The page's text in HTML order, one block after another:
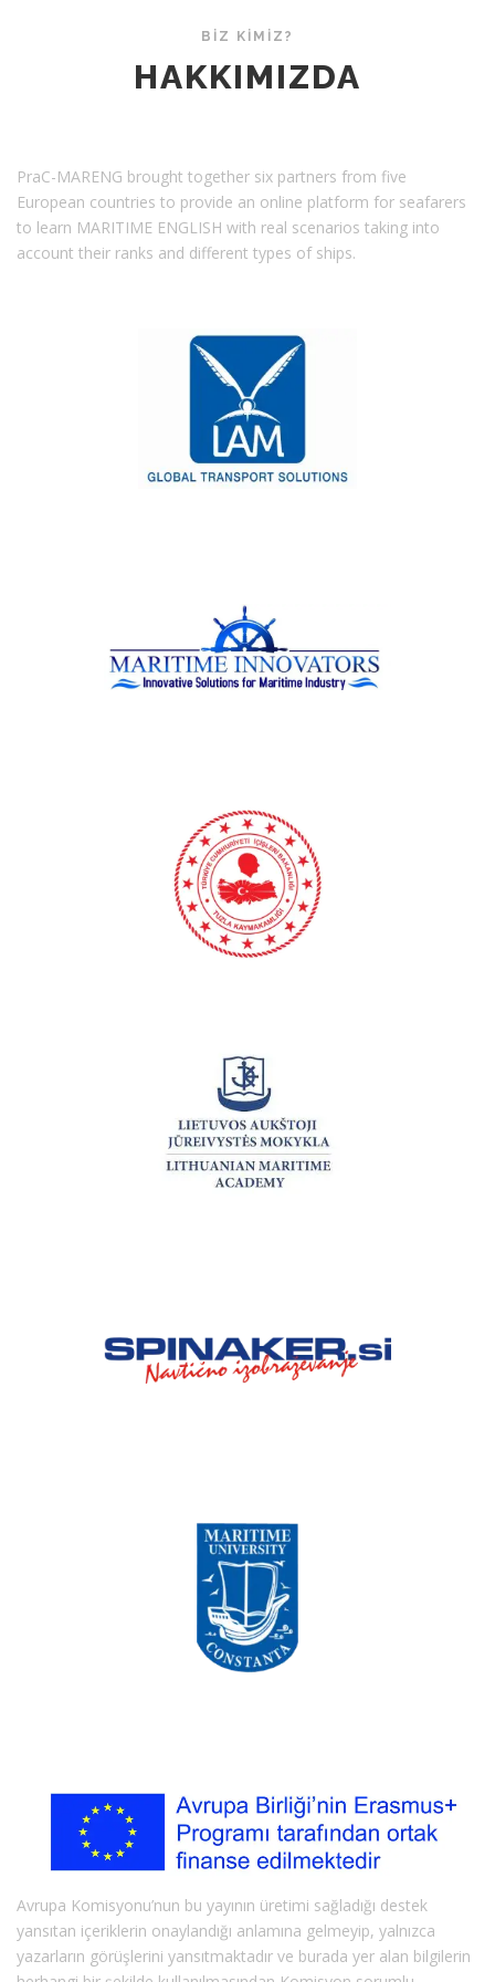
BİZ KİMİZ?
HAKKIMIZDA
PraC-MARENG brought together six partners from five
European countries to provide an online platform for seafarers
to learn MARITIME ENGLISH with real scenarios taking into
account their ranks and different types of ships.
Avrupa Komisyonu’nun bu yayının üretimi sağladığı destek
yansıtan içeriklerin onaylandığı anlamına gelmeyip, yalnızca
yazarların görüşlerini yansıtmaktadır ve burada yer alan bilgilerin